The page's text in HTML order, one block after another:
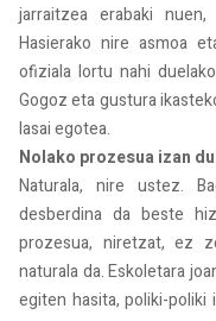
jarraitzea erabaki
Hasierako nire asmoa
ofiziala lortu nahi
Gogoz eta gustura
lasai egotea.
Nolako prozesua izan
Naturala, nire ustez.
desberdina da beste
prozesua, niretzat, ez
naturala da. Eskoletara
egiten hasita, poliki-poliki